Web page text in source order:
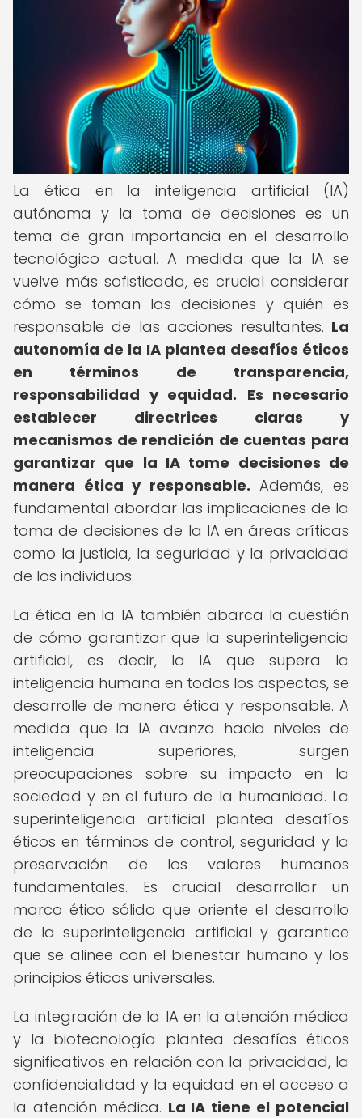
La ética en la inteligencia artificial (IA)
autónoma y la toma de decisiones es un
tema de gran importancia en el desarrollo
tecnológico actual. A medida que la IA se
vuelve más sofisticada, es crucial considerar
cómo se toman las decisiones y quién es
responsable de las acciones resultantes. La
autonomía de la IA plantea desafíos éticos
en términos de transparencia,
responsabilidad y equidad. Es necesario
establecer directrices claras y
mecanismos de rendición de cuentas para
garantizar que la IA tome decisiones de
manera ética y responsable. Además, es
fundamental abordar las implicaciones de la
toma de decisiones de la IA en áreas críticas
como la justicia, la seguridad y la privacidad
de los individuos.
La ética en la IA también abarca la cuestión
de cómo garantizar que la superinteligencia
artificial, es decir, la IA que supera la
inteligencia humana en todos los aspectos, se
desarrolle de manera ética y responsable. A
medida que la IA avanza hacia niveles de
inteligencia superiores, surgen
preocupaciones sobre su impacto en la
sociedad y en el futuro de la humanidad. La
superinteligencia artificial plantea desafíos
éticos en términos de control, seguridad y la
preservación de los valores humanos
fundamentales. Es crucial desarrollar un
marco ético sólido que oriente el desarrollo
de la superinteligencia artificial y garantice
que se alinee con el bienestar humano y los
principios éticos universales.
La integración de la IA en la atención médica
y la biotecnología plantea desafíos éticos
significativos en relación con la privacidad, la
confidencialidad y la equidad en el acceso a
la atención médica. La IA tiene el potencial